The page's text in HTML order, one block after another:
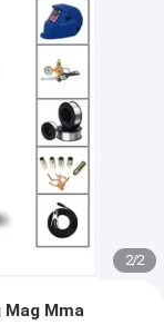
2/2
Mma